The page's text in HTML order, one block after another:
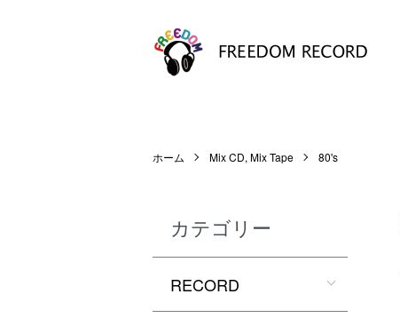
ホーム Mix CD, Mix Tape 80's
カテゴリー
RECORD